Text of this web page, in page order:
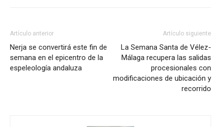
Artículo anterior
Nerja se convertirá este fin de
semana en el epicentro de la
espeleología andaluza
Artículo siguiente
La Semana Santa de Vélez-
Málaga recupera las salidas
procesionales con
modificaciones de ubicación y
recorrido